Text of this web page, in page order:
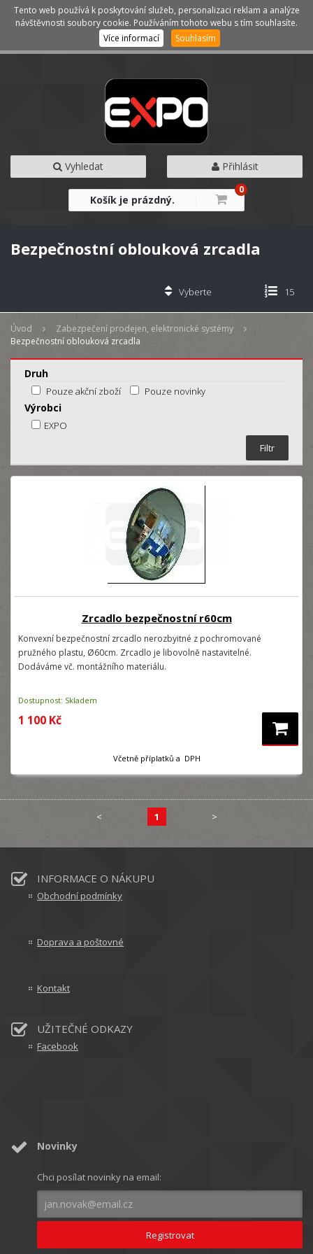
Kategorie Menu
Vyhledat Přihlásit
Košík je prázdný.
0
Bezpečnostní oblouková zrcadla
Úvod
Zabezpečení prodejen, elektronické systémy
Bezpečnostní oblouková zrcadla
Druh
Pouze akční zboží Pouze novinky
Výrobci
EXPO
Zrcadlo bezpečnostní r60cm
Konvexní bezpečnostní zrcadlo nerozbyitné z pochromované
pružného plastu, Ø60cm. Zrcadlo je libovolně nastavitelné.
Dodáváme vč. montážního materiálu.
Dostupnost: Skladem
1 100 Kč
Včetně příplatků a DPH
< 1 >
INFORMACE O NÁKUPU
Obchodní podmínky
Doprava a poštovné
Kontakt
UŽITEČNÉ ODKAZY
Facebook
Novinky
Chci posílat novinky na email:
Tento web používá k poskytování služeb, personalizaci reklam a analýze
návštěvnosti soubory cookie. Používáním tohoto webu s tím souhlasíte.
Více informací
Souhlasím